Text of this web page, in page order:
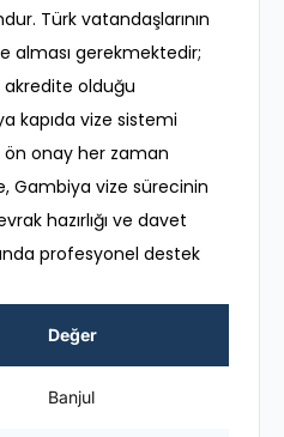
Türk vatandaşlarının
alması gerekmektedir;
akredite olduğu
kapıda vize sistemi
onay her zaman
Gambiya vize sürecinin
hazırlığı ve davet
profesyonel destek
Değer
Banjul